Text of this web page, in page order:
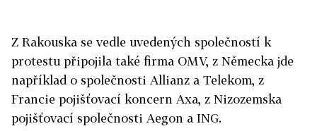
Z Rakouska se vedle uvedených společností k
protestu připojila také firma OMV, z Německa jde
například o společnosti Allianz a Telekom, z
Francie pojišťovací koncern Axa, z Nizozemska
pojišťovací společnosti Aegon a ING.